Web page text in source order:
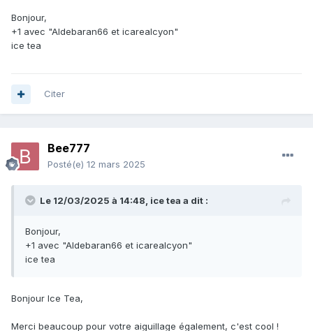
Bonjour,
+1 avec "Aldebaran66 et icarealcyon"
ice tea
Citer
Bee777
Posté(e) 12 mars 2025
Le 12/03/2025 à 14:48, ice tea a dit :
Bonjour,
+1 avec "Aldebaran66 et icarealcyon"
ice tea
Bonjour Ice Tea,
Merci beaucoup pour votre aiguillage également, c'est cool !